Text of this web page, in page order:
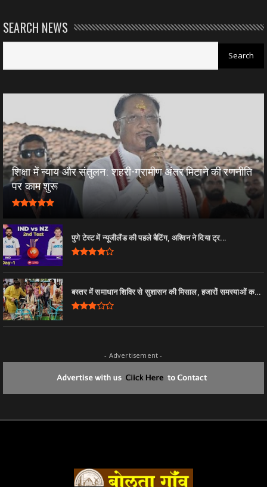
SEARCH NEWS
शिक्षा में न्याय और संतुलन: शहरी-ग्रामीण अंतर मिटाने की रणनीति
पर काम शुरू
पुणे टेस्ट में न्यूजीलैंड की पहले बैटिंग, अश्विन ने दिया ट्र...
बस्तर में समाधान शिविर से सुशासन की मिसाल, हजारों समस्याओं क...
- Advertisement -